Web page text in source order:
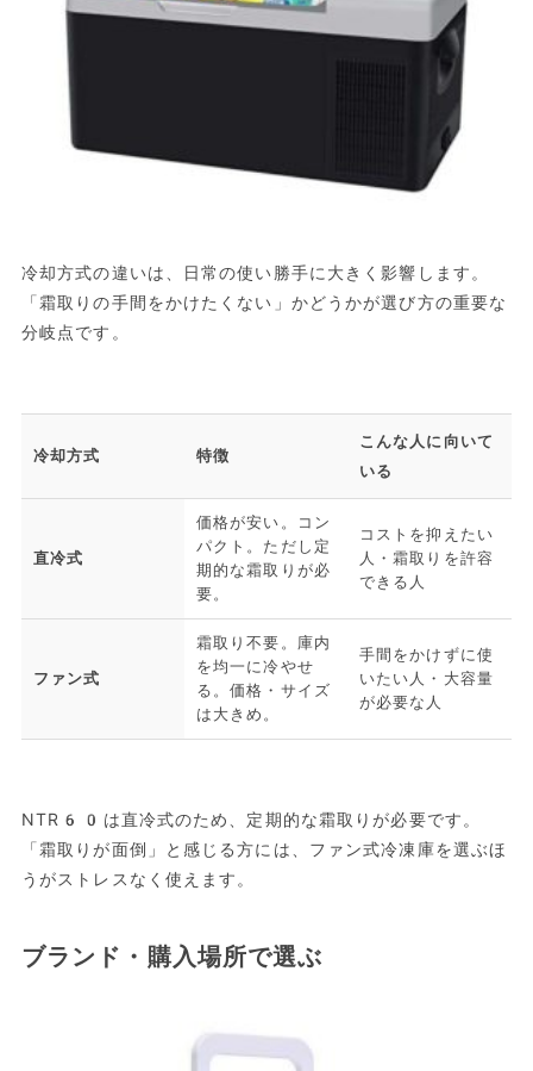
冷却方式の違いは、日常の使い勝手に大きく影響します。
「霜取りの手間をかけたくない」かどうかが選び方の重要な
分岐点です。
冷却方式 特徴
こんな人に向いて
いる
直冷式
価格が安い。コン
パクト。ただし定
期的な霜取りが必
要。
コストを抑えたい
人・霜取りを許容
できる人
ファン式
霜取り不要。庫内
を均一に冷やせ
る。価格・サイズ
は大きめ。
手間をかけずに使
いたい人・大容量
が必要な人
NTR60は直冷式のため、定期的な霜取りが必要です。
「霜取りが面倒」と感じる方には、ファン式冷凍庫を選ぶほ
うがストレスなく使えます。
ブランド・購入場所で選ぶ